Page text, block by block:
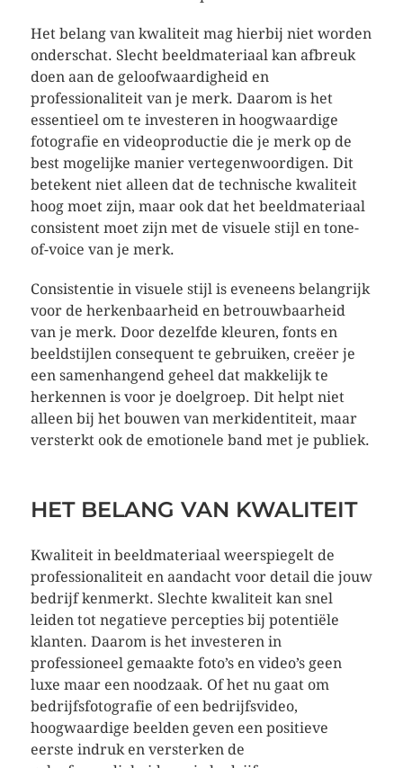
Het belang van kwaliteit mag hierbij niet worden
onderschat. Slecht beeldmateriaal kan afbreuk
doen aan de geloofwaardigheid en
professionaliteit van je merk. Daarom is het
essentieel om te investeren in hoogwaardige
fotografie en videoproductie die je merk op de
best mogelijke manier vertegenwoordigen. Dit
betekent niet alleen dat de technische kwaliteit
hoog moet zijn, maar ook dat het beeldmateriaal
consistent moet zijn met de visuele stijl en tone-
of-voice van je merk.
Consistentie in visuele stijl is eveneens belangrijk
voor de herkenbaarheid en betrouwbaarheid
van je merk. Door dezelfde kleuren, fonts en
beeldstijlen consequent te gebruiken, creëer je
een samenhangend geheel dat makkelijk te
herkennen is voor je doelgroep. Dit helpt niet
alleen bij het bouwen van merkidentiteit, maar
versterkt ook de emotionele band met je publiek.
HET BELANG VAN KWALITEIT
Kwaliteit in beeldmateriaal weerspiegelt de
professionaliteit en aandacht voor detail die jouw
bedrijf kenmerkt. Slechte kwaliteit kan snel
leiden tot negatieve percepties bij potentiële
klanten. Daarom is het investeren in
professioneel gemaakte foto’s en video’s geen
luxe maar een noodzaak. Of het nu gaat om
bedrijfsfotografie of een bedrijfsvideo,
hoogwaardige beelden geven een positieve
eerste indruk en versterken de